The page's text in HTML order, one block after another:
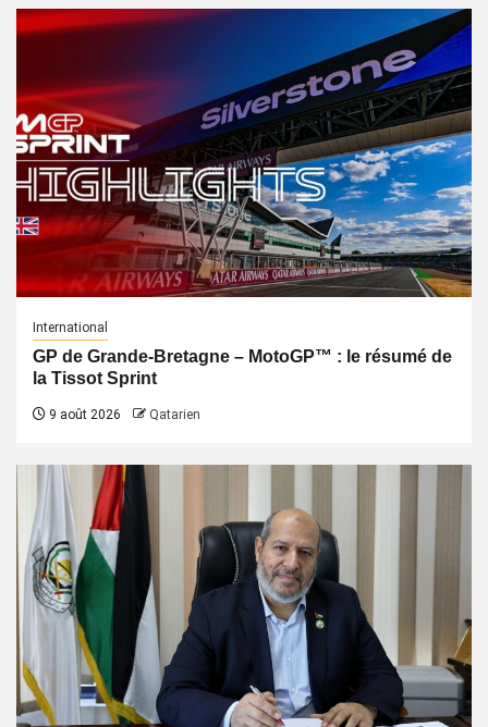
International
GP de Grande-Bretagne – MotoGP™ : le résumé de
la Tissot Sprint
9 août 2026 Qatarien